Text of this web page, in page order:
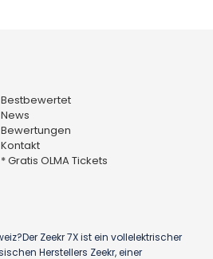
Bestbewertet
News
Bewertungen
Kontakt
* Gratis OLMA Tickets
Zeekr 7X ist ein vollelektrischer
Herstellers Zeekr, einer